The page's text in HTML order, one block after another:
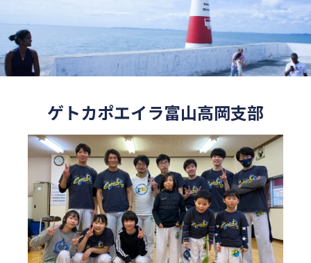
ゲトカポエイラ富山高岡支部